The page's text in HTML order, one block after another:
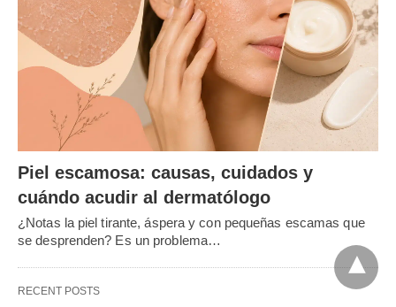
Piel escamosa: causas, cuidados y
cuándo acudir al dermatólogo
¿Notas la piel tirante, áspera y con pequeñas escamas que
se desprenden? Es un problema…
RECENT POSTS